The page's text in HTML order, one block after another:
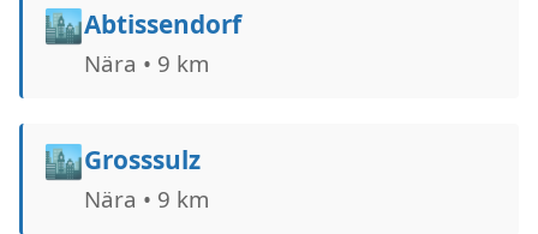
🏙️Abtissendorf
Nära • 9 km
🏙️Grosssulz
Nära • 9 km